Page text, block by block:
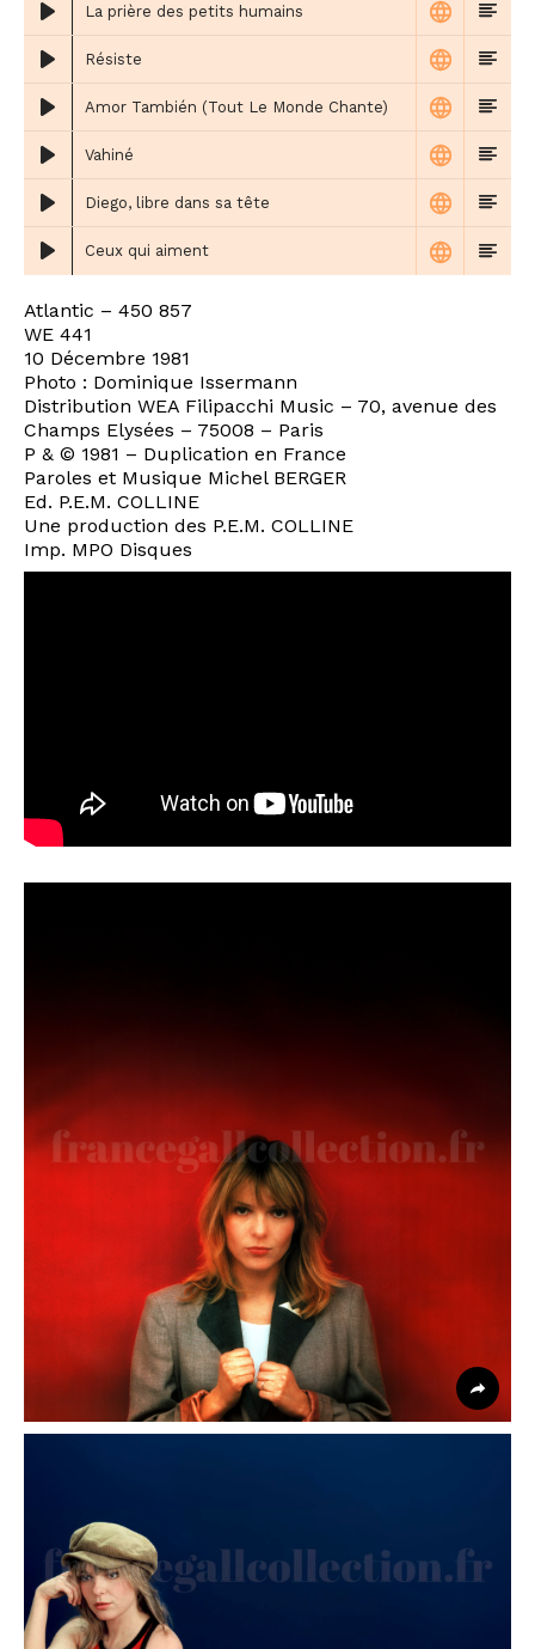
La prière des petits humains
Résiste
Amor También (Tout Le Monde Chante)
Vahiné
Diego, libre dans sa tête
Ceux qui aiment
Atlantic – 450 857
WE 441
10 Décembre 1981
Photo : Dominique Issermann
Distribution WEA Filipacchi Music – 70, avenue des
Champs Elysées – 75008 – Paris
P & © 1981 – Duplication en France
Paroles et Musique Michel BERGER
Ed. P.E.M. COLLINE
Une production des P.E.M. COLLINE
Imp. MPO Disques